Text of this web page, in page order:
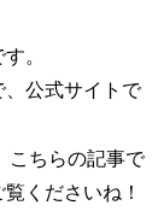
。
、公式サイトで
こちらの記事で
くださいね！